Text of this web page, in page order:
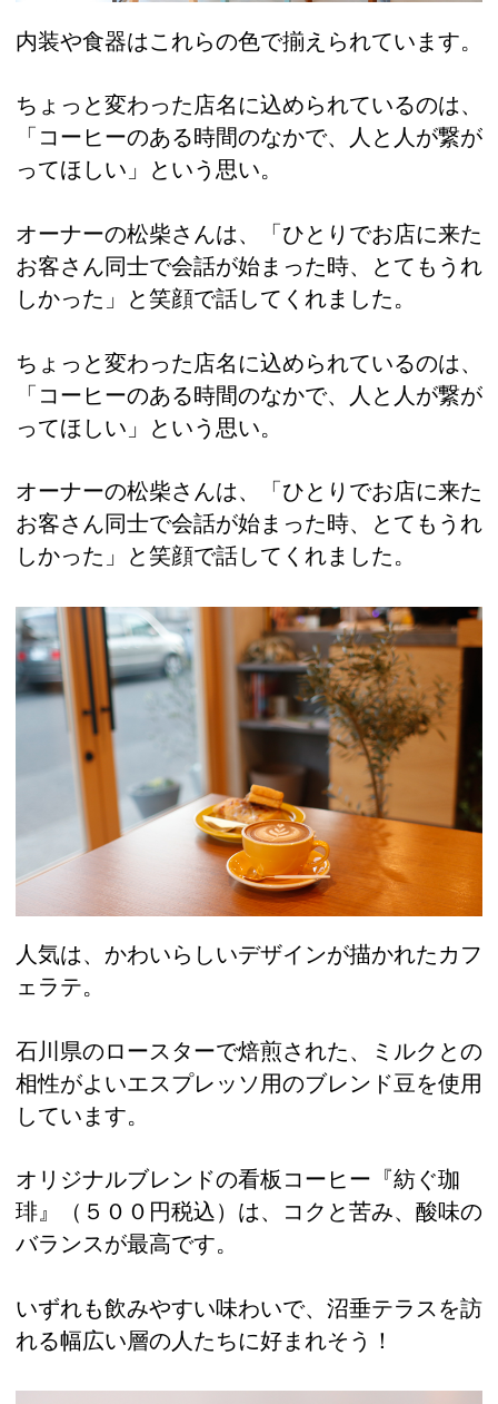
内装や食器はこれらの色で揃えられています。
ちょっと変わった店名に込められているのは、
「コーヒーのある時間のなかで、人と人が繋が
ってほしい」という思い。
オーナーの松柴さんは、「ひとりでお店に来た
お客さん同士で会話が始まった時、とてもうれ
しかった」と笑顔で話してくれました。
ちょっと変わった店名に込められているのは、
「コーヒーのある時間のなかで、人と人が繋が
ってほしい」という思い。
オーナーの松柴さんは、「ひとりでお店に来た
お客さん同士で会話が始まった時、とてもうれ
しかった」と笑顔で話してくれました。
人気は、かわいらしいデザインが描かれたカフ
ェラテ。
石川県のロースターで焙煎された、ミルクとの
相性がよいエスプレッソ用のブレンド豆を使用
しています。
オリジナルブレンドの看板コーヒー『紡ぐ珈
琲』（５００円税込）は、コクと苦み、酸味の
バランスが最高です。
いずれも飲みやすい味わいで、沼垂テラスを訪
れる幅広い層の人たちに好まれそう！